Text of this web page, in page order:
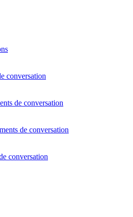
conversation
de conversation
de conversation
conversation